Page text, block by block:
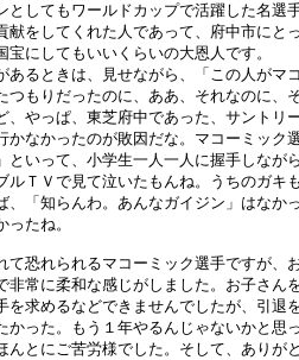
としてもワールドカップで活躍した名選
献をしてくれた人であって、府中市にと
にしてもいいくらいの大恩人です。
るときは、見せながら、「この人がマ
つもりだったのに、ああ、それなのに、
やっぱ、東芝府中であった、サントリ
かなかったのが敗因だな。マコーミック
といって、小学生一人一人に握手しなが
ルＴＶで見て泣いたもんね。うちのガキ
、「知らんわ。あんなガイジン」はなか
たね。
恐れられるマコーミック選手ですが、
非常に柔和な感じがしました。お子さん
を求めるなどできませんでしたが、引退
かった。もう１年やるんじゃないかと思
んとにご苦労様でした。そして、ありが